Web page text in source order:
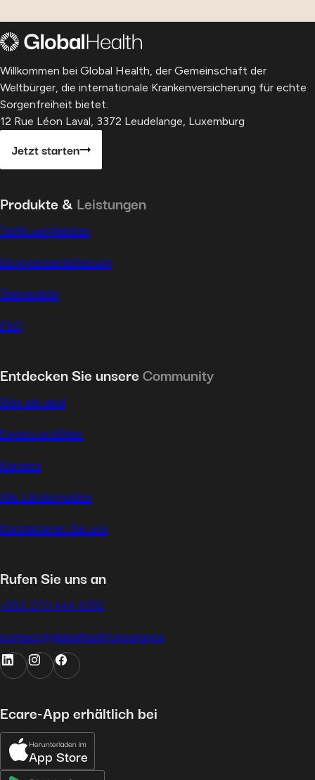
Willkommen bei Global Health, der Gemeinschaft der
Weltbürger, die internationale Krankenversicherung für echte
Sorgenfreiheit bietet.
12 Rue Léon Laval, 3372 Leudelange, Luxemburg
Jetzt starten
Produkte & Leistungen
Tarife vergleichen
Gruppenversicherung
Telemedizin
FAQ
Entdecken Sie unsereCommunity
Wer wir sind
Expats erzählen
Karriere
Alle Länderguides
Kontaktieren Sie uns
Rufen Sie uns an
+352 270 444 1002
contact@globalhealth.insurance
Ecare-App erhältlich bei
Herunterladen im
App Store